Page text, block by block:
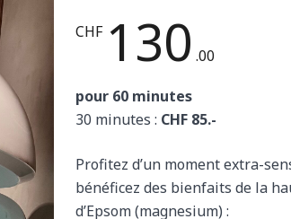
CHF 130 .00
pour 60 minutes
30 minutes : CHF 85.-
Profitez d’un moment extra-
bénéficez des bienfaits de la
d’Epsom (magnesium) :